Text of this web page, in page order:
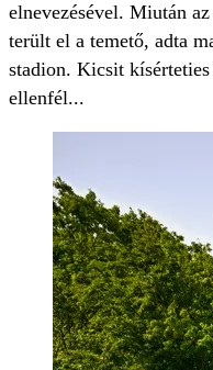
elnevezésével. Miután
terült el a temető, adta
stadion. Kicsit
ellenfél...